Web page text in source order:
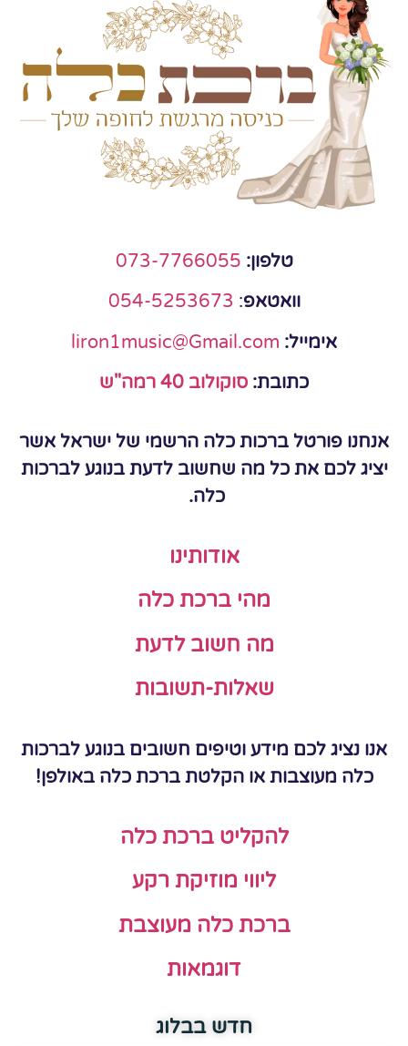
טלפון: 073-7766055
וואטאפ:
054-5253673
אימייל: liron1music@Gmail.com
כתובת: סוקולוב 40 רמה"ש
אנחנו פורטל ברכות כלה הרשמי של ישראל אשר
יציג לכם את כל מה שחשוב לדעת בנוגע לברכות
כלה.
אודותינו
מהי ברכת כלה
מה חשוב לדעת
שאלות-תשובות
אנו נציג לכם מידע וטיפים חשובים בנוגע לברכות
כלה מעוצבות או הקלטת ברכת כלה באולפן!
להקליט ברכת כלה
ליווי מוזיקת רקע
ברכת כלה מעוצבת
דוגמאות
חדש בבלוג